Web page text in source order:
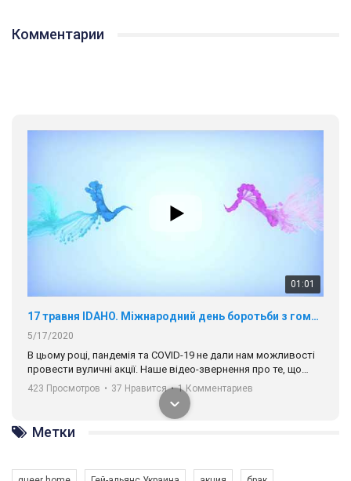
Комментарии
В цьому році, пандемія та COVІD-19 не дали нам можливості
провести вуличні акції. Наше відео-звернення про те, що
навіть коли ми у різних містах та не можемо зустрінеться, ми
разом. Ми закликаємо всіх хто поділяє цінності рівності та
солідарності, приєднатися до нас. Регіональні підрозділи
423 Просмотров • 37 Нравится 1 Комментариев
Метки